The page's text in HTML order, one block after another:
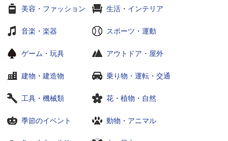
美容・ファッション 生活・インテリア
音楽・楽器 スポーツ・運動
ゲーム・玩具 アウトドア・屋外
建物・建造物 乗り物・運転・交通
工具・機械類 花・植物・自然
季節のイベント 動物・アニマル